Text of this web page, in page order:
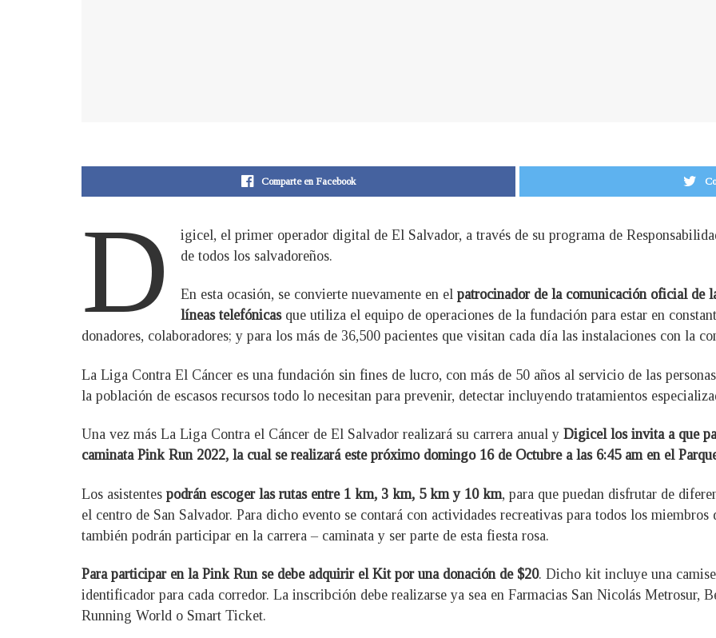
Comparte en Facebook
D
igicel, el primer operador digital de El Salvador, a través de su programa de
de todos los salvadoreños.
En esta ocasión, se convierte nuevamente en elpatrocinador de la comunicación oficial de
líneas telefónicas que utiliza el equipo de operaciones de la fundación para estar en
donadores, colaboradores; y para los más de 36,500 pacientes que visitan cada día las instalaciones con la
La Liga Contra El Cáncer es una fundación sin fines de lucro, con más de 50 años al servicio de las
la población de escasos recursos todo lo necesitan para prevenir, detectar incluyendo tratamientos
Una vez más La Liga Contra el Cáncer de El Salvador realizará su carrera anual y Digicel los invita a que
caminata Pink Run 2022, la cual se realizará este próximo domingo 16 de Octubre a las 6:45 am en el
Los asistentes podrán escoger las rutas entre 1 km, 3 km, 5 km y 10 km, para que puedan disfrutar de
el centro de San Salvador. Para dicho evento se contará con actividades recreativas para todos los
también podrán participar en la carrera – caminata y ser parte de esta fiesta rosa.
Para participar en la Pink Run se debe adquirir el Kit por una donación de $20. Dicho kit incluye una
identificador para cada corredor. La inscribción debe realizarse ya sea en Farmacias San Nicolás Metrosur,
Running World o Smart Ticket.